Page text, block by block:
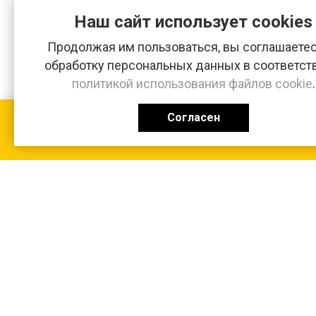
Наш сайт использует cookies
Продолжая им пользоваться, вы
обработку персональных данных в
политикой использования файлов cookie.
Согласен